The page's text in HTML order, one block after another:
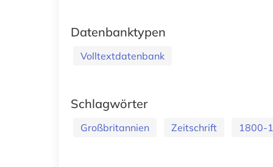
Datenbanktypen
Volltextdatenbank
Schlagwörter
Großbritannien Zeitschrift 1800-